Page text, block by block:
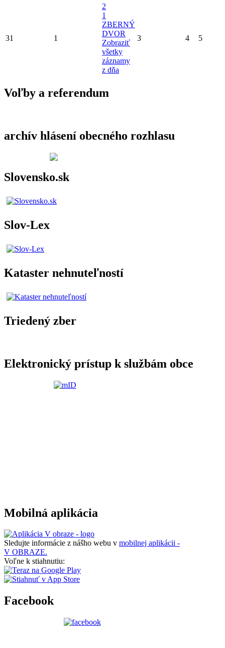
31 1
2
1
ZBERNÝ
DVOR
Zobraziť
všetky
záznamy
z dňa
3 4 5
Voľby a referendum
archív hlásení obecného rozhlasu
Slovensko.sk
Slov-Lex
Kataster nehnuteľností
Triedený zber
Elektronický prístup k službám obce
Mobilná aplikácia
Sledujte informácie z nášho webu v mobilnej aplikácii -
V OBRAZE.
Voľne k stiahnutiu:
Facebook